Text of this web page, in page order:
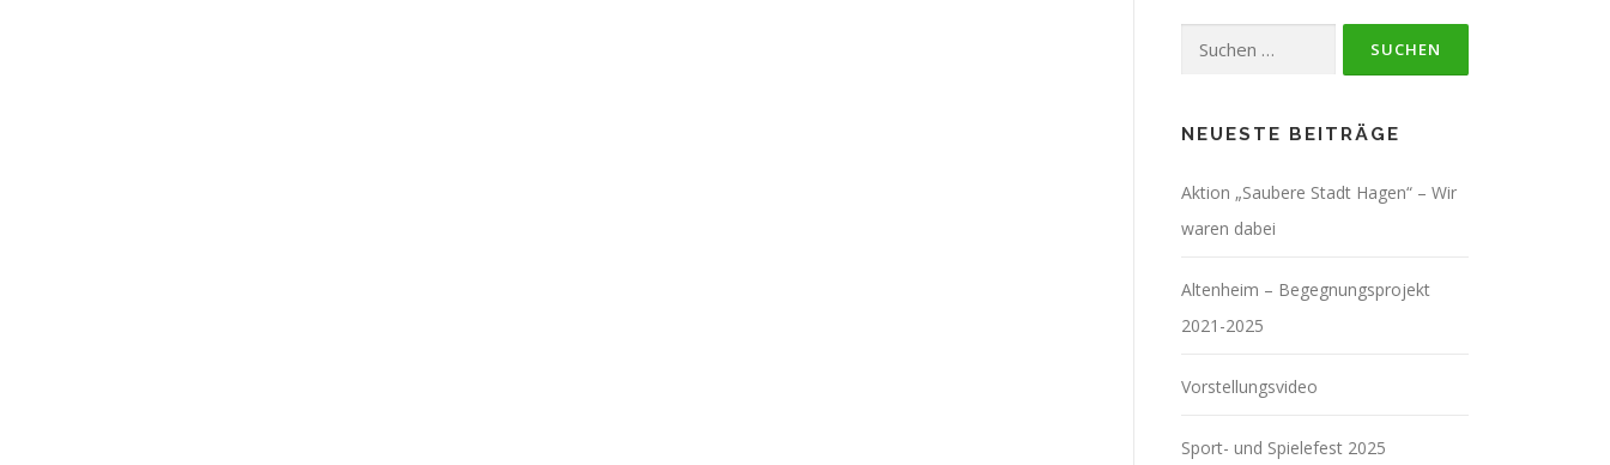
Suchen
NEUESTE BEITRÄGE
Aktion „Saubere Stadt Hagen“ – Wir
waren dabei
Altenheim – Begegnungsprojekt
2021-2025
Vorstellungsvideo
Sport- und Spielefest 2025